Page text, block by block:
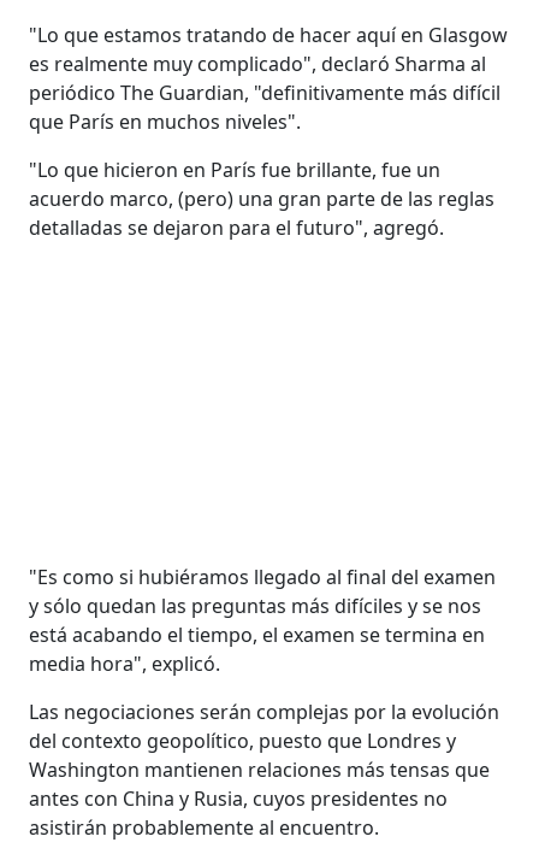
"Lo que estamos tratando de hacer aquí en Glasgow
es realmente muy complicado", declaró Sharma al
periódico The Guardian, "definitivamente más difícil
que París en muchos niveles".
"Lo que hicieron en París fue brillante, fue un
acuerdo marco, (pero) una gran parte de las reglas
detalladas se dejaron para el futuro", agregó.
"Es como si hubiéramos llegado al final del examen
y sólo quedan las preguntas más difíciles y se nos
está acabando el tiempo, el examen se termina en
media hora", explicó.
Las negociaciones serán complejas por la evolución
del contexto geopolítico, puesto que Londres y
Washington mantienen relaciones más tensas que
antes con China y Rusia, cuyos presidentes no
asistirán probablemente al encuentro.